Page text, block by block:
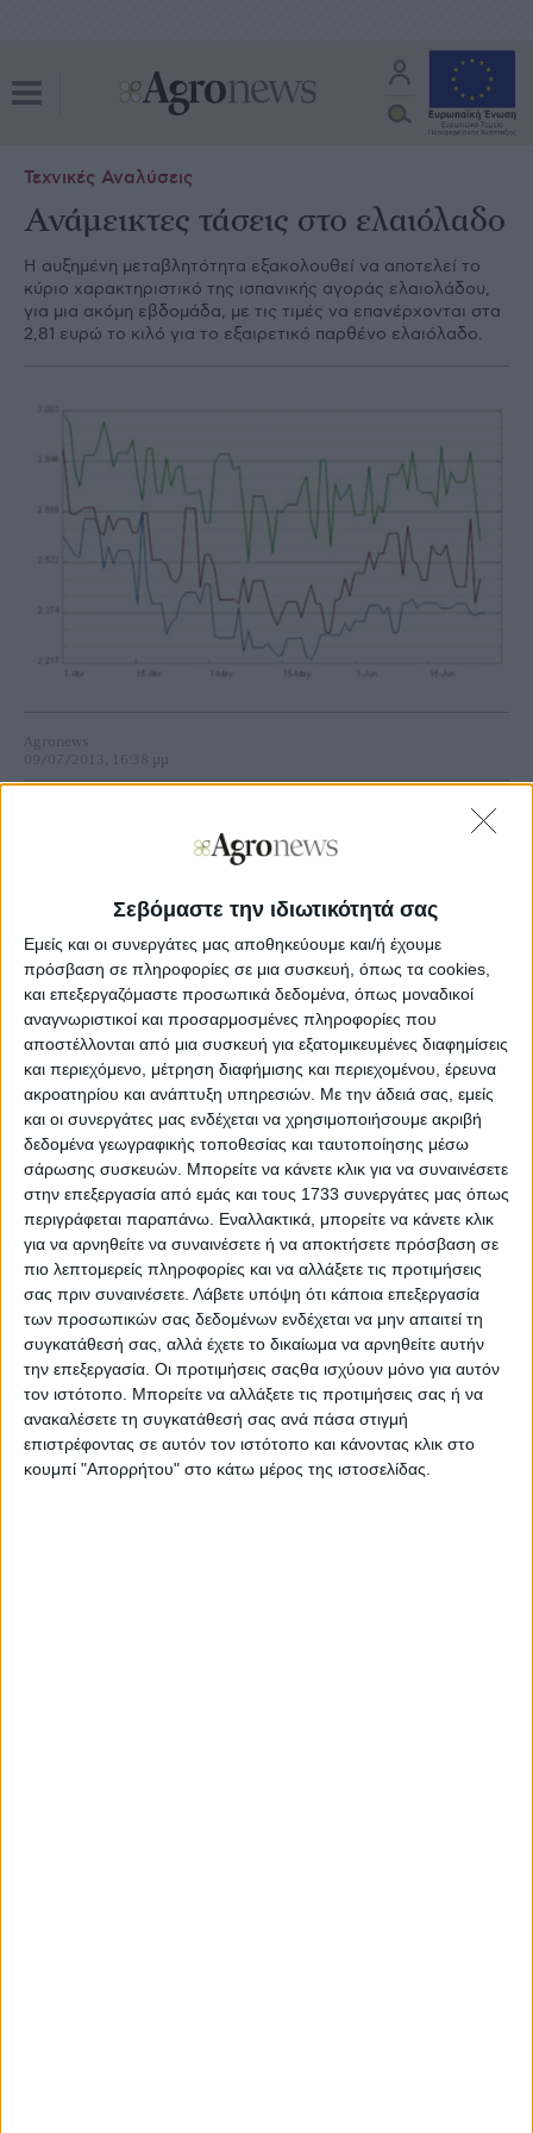
Σεβόμαστε την ιδιωτικότητά σας
Εμείς και οι συνεργάτες μας αποθηκεύουμε και/ή έχουμε
πρόσβαση σε πληροφορίες σε μια συσκευή, όπως τα cookies,
και επεξεργαζόμαστε προσωπικά δεδομένα, όπως μοναδικοί
αναγνωριστικοί και προσαρμοσμένες πληροφορίες που
αποστέλλονται από μια συσκευή για εξατομικευμένες διαφημίσεις
και περιεχόμενο, μέτρηση διαφήμισης και περιεχομένου, έρευνα
ακροατηρίου και ανάπτυξη υπηρεσιών. Με την άδειά σας, εμείς
και οι συνεργάτες μας ενδέχεται να χρησιμοποιήσουμε ακριβή
δεδομένα γεωγραφικής τοποθεσίας και ταυτοποίησης μέσω
σάρωσης συσκευών. Μπορείτε να κάνετε κλικ για να συναινέσετε
στην επεξεργασία από εμάς και τους 1733 συνεργάτες μας όπως
περιγράφεται παραπάνω. Εναλλακτικά, μπορείτε να κάνετε κλικ
για να αρνηθείτε να συναινέσετε ή να αποκτήσετε πρόσβαση σε
πιο λεπτομερείς πληροφορίες και να αλλάξετε τις προτιμήσεις
σας πριν συναινέσετε. Λάβετε υπόψη ότι κάποια επεξεργασία
των προσωπικών σας δεδομένων ενδέχεται να μην απαιτεί τη
συγκατάθεσή σας, αλλά έχετε το δικαίωμα να αρνηθείτε αυτήν
την επεξεργασία. Οι προτιμήσεις σαςθα ισχύουν μόνο για αυτόν
τον ιστότοπο. Μπορείτε να αλλάξετε τις προτιμήσεις σας ή να
ανακαλέσετε τη συγκατάθεσή σας ανά πάσα στιγμή
επιστρέφοντας σε αυτόν τον ιστότοπο και κάνοντας κλικ στο
κουμπί "Απορρήτου" στο κάτω μέρος της ιστοσελίδας.
Τεχνικές Αναλύσεις
Ανάμεικτες τάσεις στο ελαιόλαδο
Η αυξημένη μεταβλητότητα εξακολουθεί να αποτελεί το
κύριο χαρακτηριστικό της ισπανικής αγοράς ελαιολάδου,
για μια ακόμη εβδομάδα, με τις τιμές να επανέρχονται στα
2,81 ευρώ το κιλό για το εξαιρετικό παρθένο ελαιόλαδο.
Agronews
09/07/2013, 16:38 μμ
Από τις αρχές του καλοκαιριού, οι τιμές παρουσιάζουν
κιλό, παραμένοντας σε υψηλά επίπεδα, παρουσιάζοντας
ωστόσο ανάμεικτες τάσεις που δεν βοηθούν την
πραγματοποίηση πωλήσεων. Καθώς βρισκόμαστε στην
καρδιά του καλοκαιριού, με τα αποθέματα σημαντικά
μειωμένα στην ισπανική αγορά, αρκετοί αναλυτές
εκτιμούν πως θα συνεχιστούν οι πωλήσεις, αφού η νέα
σοδειά θα αργήσει να μπει στην αγορά και να τη
διαμορφώσει. Ωστόσο άλλοι παράγοντες της αγοράς,
στηριζόμενοι σε θετικά στοιχεία για την επόμενη
παραγωγή, εκτιμούν πως η επιστροφή σε μια αυξημένη
παραγωγή θα προκαλέσει πίεση στις τιμές.
Για την ώρα οι τιμές κινούνται σταθερά πάνω από τα 2,65
ευρώ το κιλό, παρουσιάζοντας την εικόνα μιας
διαφορετικής αγοράς από αυτή που είχαμε συνηθίσει. Η
τιμή παραγωγού για το εξαιρετικό παρθένο ελαιόλαδο
στην ισπανική αγορά διαμορφώνεται στα 2,81 ευρώ το
κιλό, με την ελάχιστη τιμή στα 2,74 ευρώ το κιλό και την
μέγιστη στα 3,39 ευρώ το κιλό. Το παρθένο ελαιόλαδο
πωλείται στα 2,40 ευρώ το κιλό.
Σχόλια(4) Προσθήκη σχολίου